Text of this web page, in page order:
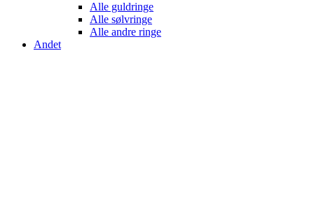
Alle guldringe
Alle sølvringe
Alle andre ringe
Andet